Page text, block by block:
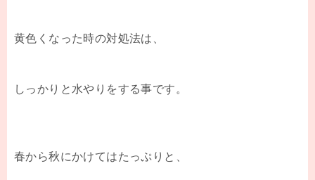
黄色くなった時の対処法は、
しっかりと水やりをする事です。
春から秋にかけてはたっぷりと、